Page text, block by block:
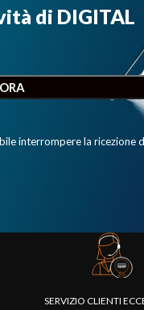
di DIGITAL
interrompere la ricezione
SERVIZIO CLIENTI